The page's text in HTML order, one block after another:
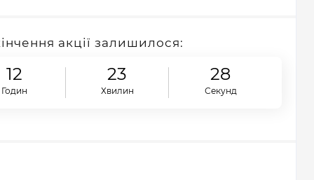
акції залишилося:
12
Годин
23
Хвилин
26
Секунд